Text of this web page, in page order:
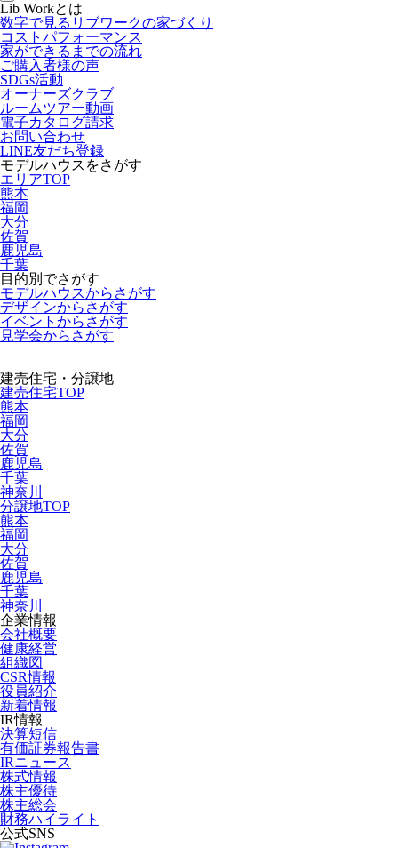
Lib Workとは
数字で見るリブワークの家づくり
コストパフォーマンス
家ができるまでの流れ
ご購入者様の声
SDGs活動
オーナーズクラブ
ルームツアー動画
電子カタログ請求
お問い合わせ
LINE友だち登録
モデルハウスをさがす
エリアTOP
熊本
福岡
大分
佐賀
鹿児島
千葉
目的別でさがす
モデルハウスからさがす
デザインからさがす
イベントからさがす
見学会からさがす
建売住宅・分譲地
建売住宅TOP
熊本
福岡
大分
佐賀
鹿児島
千葉
神奈川
分譲地TOP
熊本
福岡
大分
佐賀
鹿児島
千葉
神奈川
企業情報
会社概要
健康経営
組織図
CSR情報
役員紹介
新着情報
IR情報
決算短信
有価証券報告書
IRニュース
株式情報
株主優待
株主総会
財務ハイライト
公式SNS